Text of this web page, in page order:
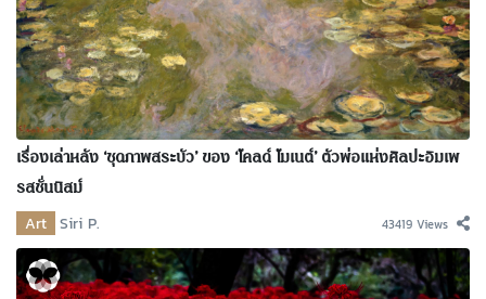
เรื่องเล่าหลัง ‘ชุดภาพสระบัว’ ของ ‘โคลด์ โมเนต์’ ตัวพ่อแห่งศิลปะอิมเพ
รสชั่นนิสม์
Art Siri P. 43419 Views